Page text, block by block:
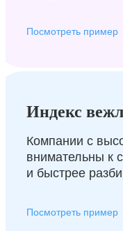
Посмотреть пример
Индекс
Компании с
внимательны к
и быстрее
Посмотреть пример